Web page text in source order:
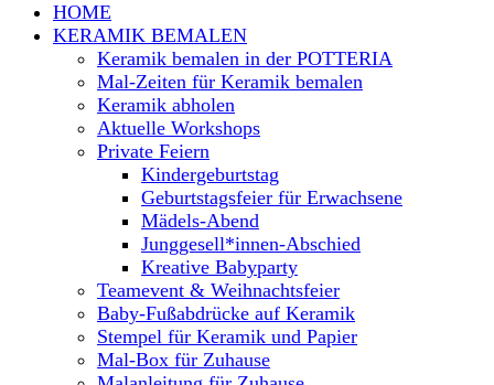
HOME
KERAMIK BEMALEN
Keramik bemalen in der POTTERIA
Mal-Zeiten für Keramik bemalen
Keramik abholen
Aktuelle Workshops
Private Feiern
Kindergeburtstag
Geburtstagsfeier für Erwachsene
Mädels-Abend
Junggesell*innen-Abschied
Kreative Babyparty
Teamevent & Weihnachtsfeier
Baby-Fußabdrücke auf Keramik
Stempel für Keramik und Papier
Mal-Box für Zuhause